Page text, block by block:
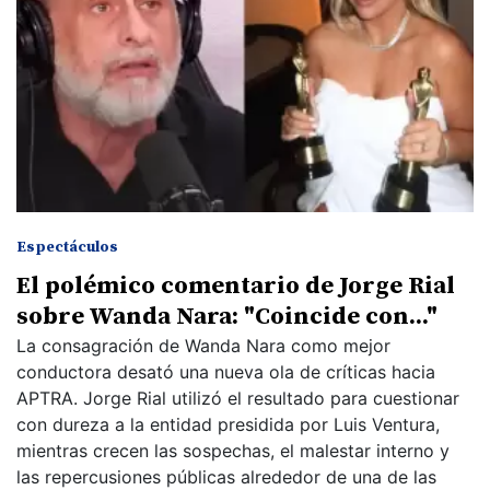
Espectáculos
El polémico comentario de Jorge Rial
sobre Wanda Nara: "Coincide con..."
La consagración de Wanda Nara como mejor
conductora desató una nueva ola de críticas hacia
APTRA. Jorge Rial utilizó el resultado para cuestionar
con dureza a la entidad presidida por Luis Ventura,
mientras crecen las sospechas, el malestar interno y
las repercusiones públicas alrededor de una de las